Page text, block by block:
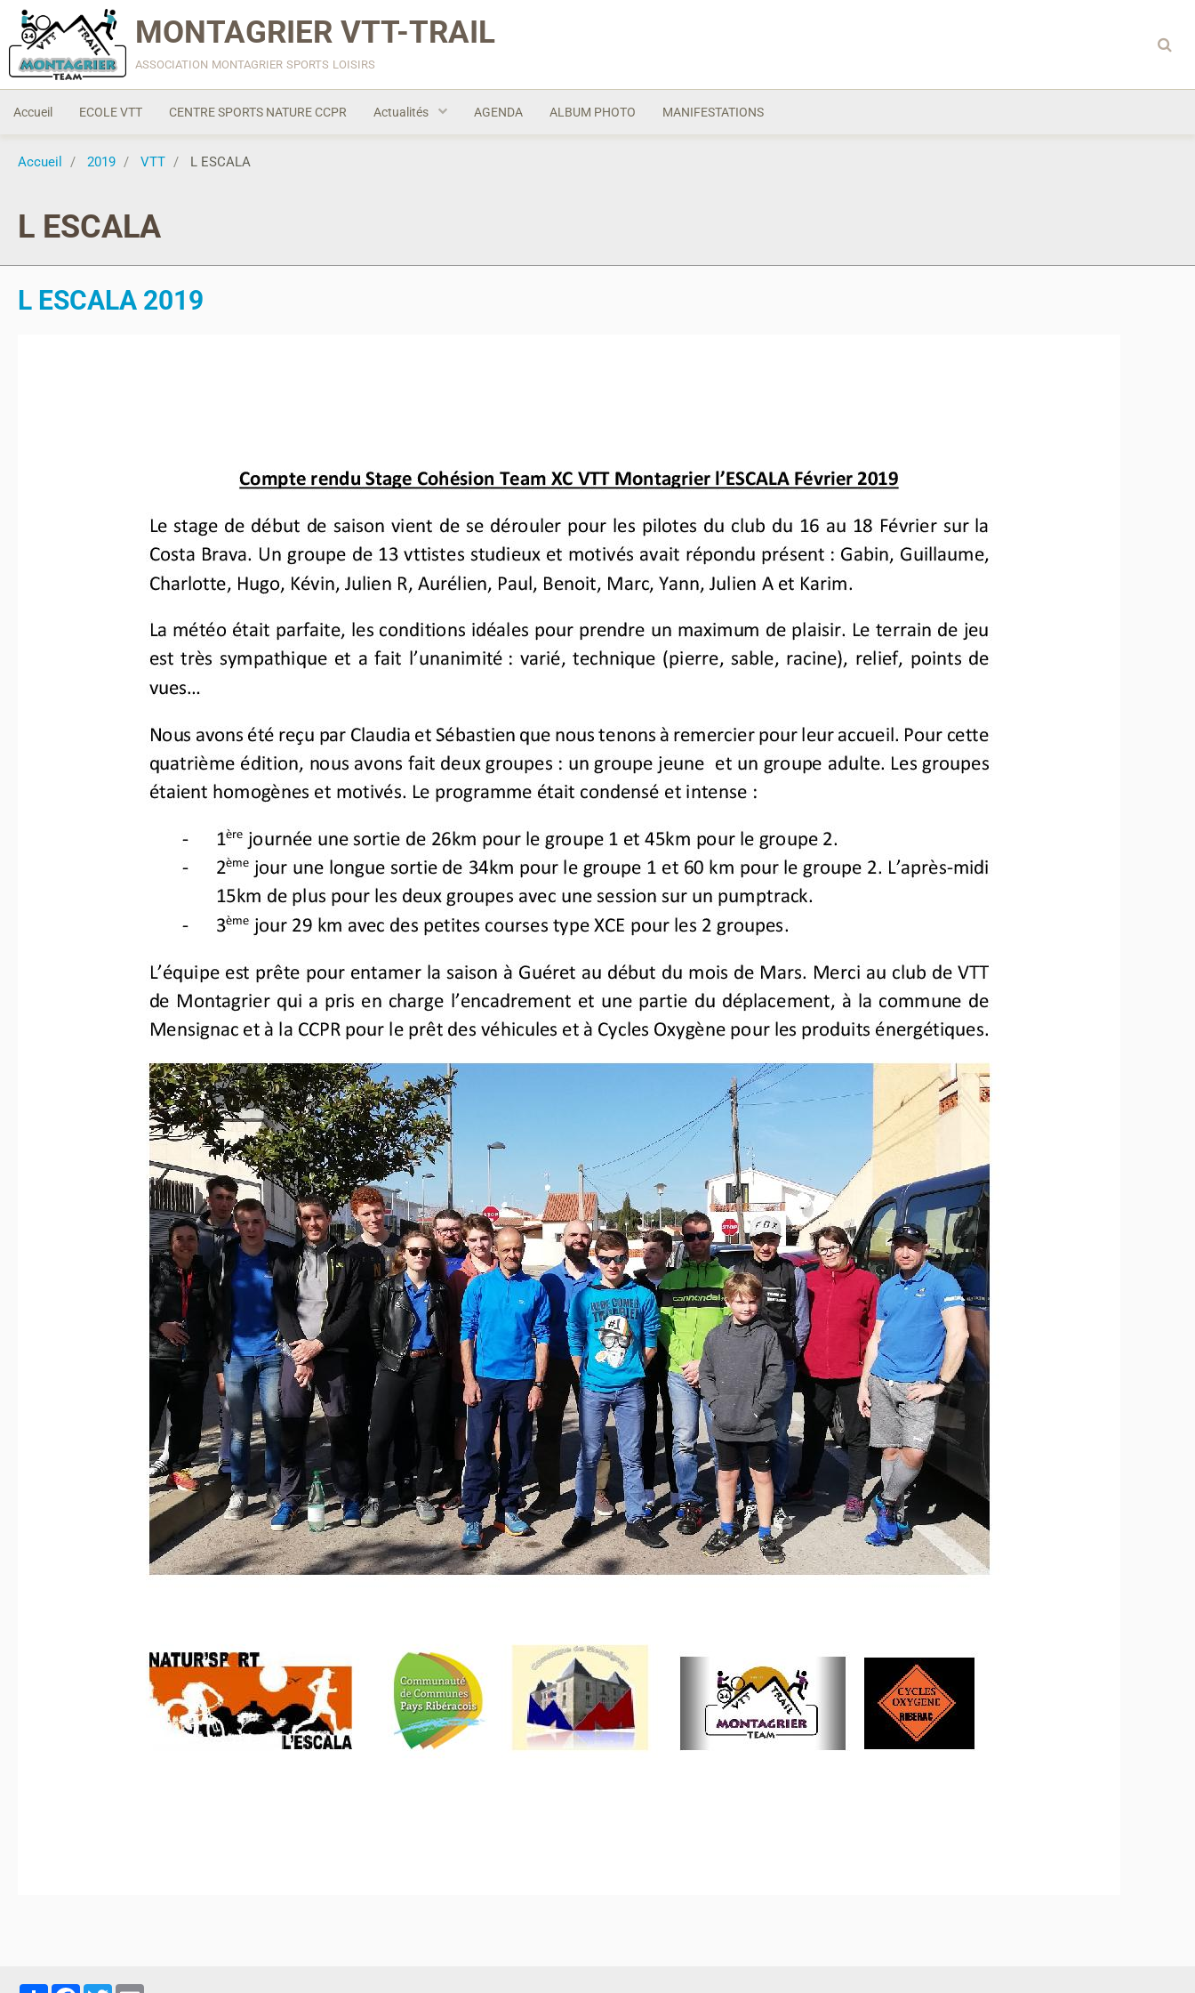
MONTAGRIER VTT-TRAIL
association montagrier sports loisirs
Accueil ECOLE VTT CENTRE SPORTS NATURE CCPR Actualités AGENDA ALBUM PHOTO MANIFESTATIONS
Accueil 2019 VTT L ESCALA
L ESCALA
L ESCALA 2019